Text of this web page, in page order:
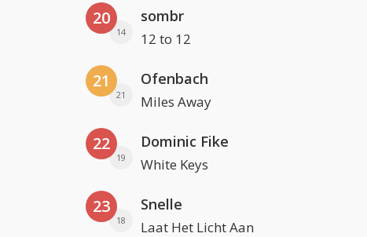
20
14
sombr
12 to 12
21
21
Ofenbach
Miles Away
22
19
Dominic Fike
White Keys
23
18
Snelle
Laat Het Licht Aan